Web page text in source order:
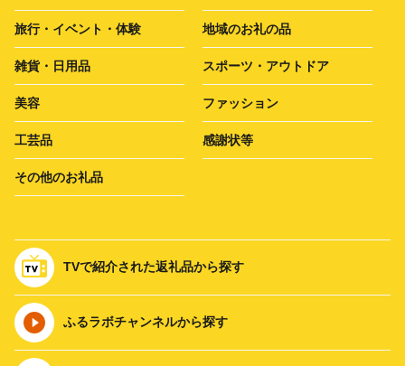
旅行・イベント・体験 地域のお礼の品
雑貨・日用品 スポーツ・アウトドア
美容 ファッション
工芸品 感謝状等
その他のお礼品
TVで紹介された返礼品から探す
ふるラボチャンネルから探す